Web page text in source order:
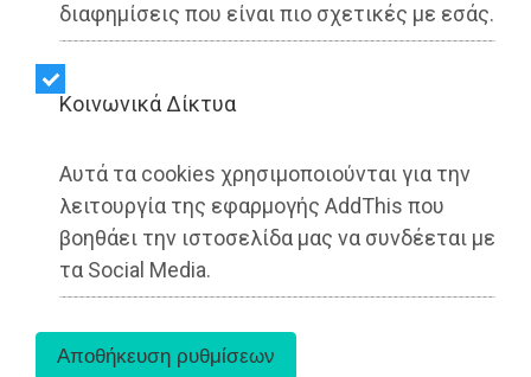
διαφημίσεις που είναι πιο σχετικές με εσάς.
Kοινωνικά Δίκτυα
Αυτά τα cookies χρησιμοποιούνται για την
λειτουργία της εφαρμογής AddThis που
βοηθάει την ιστοσελίδα μας να συνδέεται με
τα Social Media.